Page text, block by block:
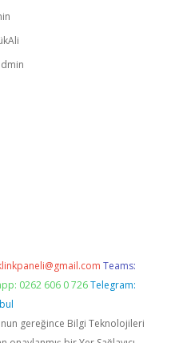
Teams:
0262 606 0 726 Telegram:
gereğince Bilgi Teknolojileri